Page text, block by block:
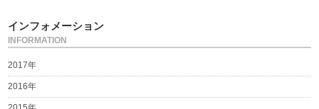
インフォメーション
INFORMATION
2017年
2016年